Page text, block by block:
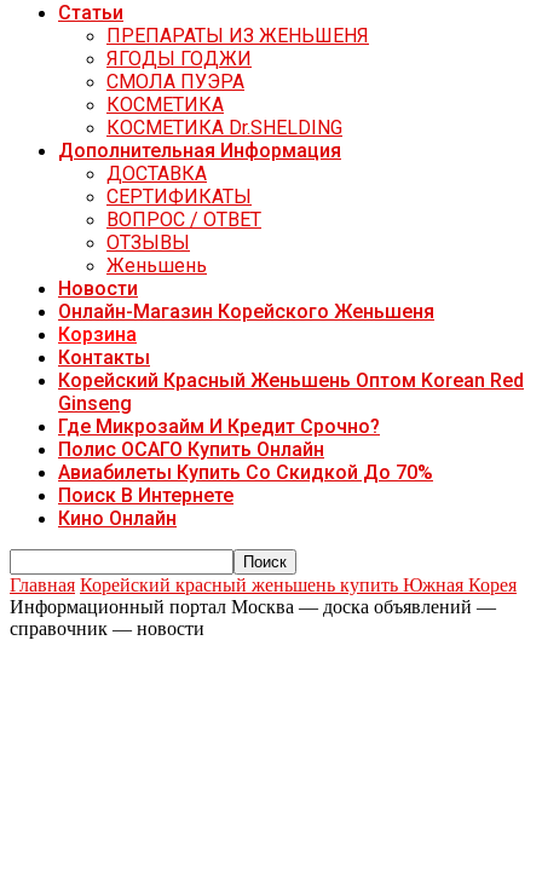
Статьи
ПРЕПАРАТЫ ИЗ ЖЕНЬШЕНЯ
ЯГОДЫ ГОДЖИ
СМОЛА ПУЭРА
КОСМЕТИКА
КОСМЕТИКА Dr.SHELDING
Дополнительная Информация
ДОСТАВКА
СЕРТИФИКАТЫ
ВОПРОС / ОТВЕТ
ОТЗЫВЫ
Женьшень
Новости
Онлайн-Магазин Корейского Женьшеня
Корзина
Контакты
Корейский Красный Женьшень Оптом Korean Red
Ginseng
Где Микрозайм И Кредит Срочно?
Полис ОСАГО Купить Онлайн
Авиабилеты Купить Со Скидкой До 70%
Поиск В Интернете
Кино Онлайн
Главная Корейский красный женьшень купить Южная Корея
Информационный портал Москва — доска объявлений —
справочник — новости